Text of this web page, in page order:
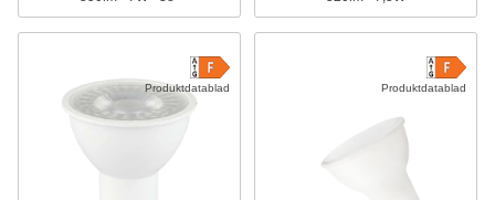
Produktdatablad Produktdatablad